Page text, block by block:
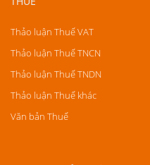
Thảo luận Thuế VAT
Thảo luận Thuế TNCN
Thảo luận Thuế TNDN
Thảo luận Thuế khác
Văn bản Thuế